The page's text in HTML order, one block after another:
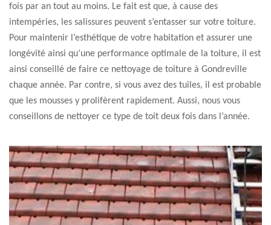
fois par an tout au moins. Le fait est que, à cause des
intempéries, les salissures peuvent s’entasser sur votre toiture.
Pour maintenir l’esthétique de votre habitation et assurer une
longévité ainsi qu’une performance optimale de la toiture, il est
ainsi conseillé de faire ce nettoyage de toiture à Gondreville
chaque année. Par contre, si vous avez des tuiles, il est probable
que les mousses y prolifèrent rapidement. Aussi, nous vous
conseillons de nettoyer ce type de toit deux fois dans l’année.